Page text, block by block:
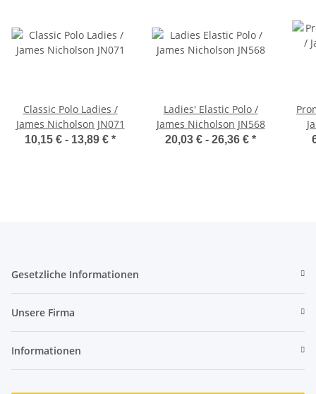
Classic Polo Ladies /
James Nicholson JN071
10,15 € - 13,89 € *
Ladies' Elastic Polo /
James Nicholson JN568
20,03 € - 26,36 € *
Gesetzliche Informationen
Unsere Firma
Informationen